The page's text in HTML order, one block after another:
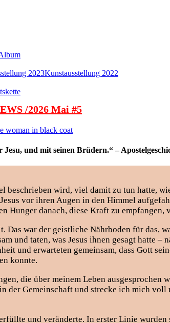
2023Kunstausstellung 2022
/2026 Mai #5
und mit seinen Brüdern.“ –
wird, viel damit zu tun hatte,
vor ihren Augen in den Himmel
Hunger danach, diese Kraft zu empfangen,
war der geistliche Nährboden für das,
und taten, was Jesus ihnen gesagt hatte –
und erwarteten gemeinsam, dass Gott
konnte.
die über meinem Leben ausgesprochen
der Gemeinschaft und strecke ich mich voll
und veränderte. In erster Linie